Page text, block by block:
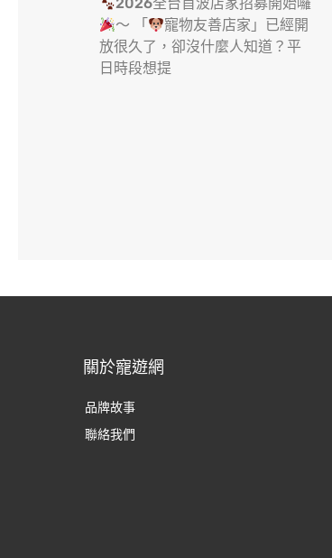
2026全台首波店家招募開始囉
～ 「
寵物友善店家」已經開
放很久了，卻沒什麼人知道？平
日時段想提
關於寵遊網
品牌故事
聯絡我們